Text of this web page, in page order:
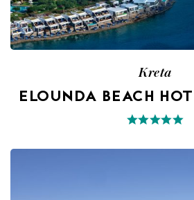
Kreta
ELOUNDA BEACH